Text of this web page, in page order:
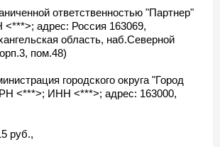
ответственностью "Партнер"
адрес: Россия 163069,
область, наб.Северной
пом.48)
городского округа "Город
<***>; ИНН <***>; адрес: 163000,
руб.,